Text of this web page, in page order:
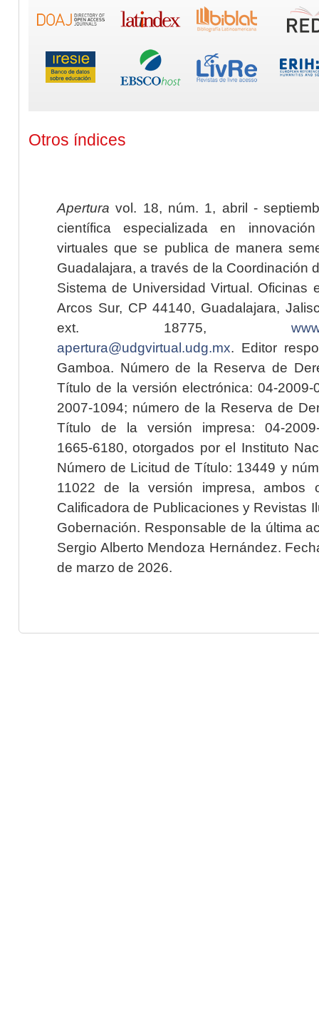
Otros índices
Apertura vol. 18, núm. 1, abril -
científica especializada en
virtuales que se publica de manera
Guadalajara, a través de la Coordinación
Sistema de Universidad Virtual. Oficinas
Arcos Sur, CP 44140, Guadalajara,
ext. 18775,
apertura@udgvirtual.udg.mx. Editor
Gamboa. Número de la Reserva de
Título de la versión electrónica: 04-2009-
2007-1094; número de la Reserva de
Título de la versión impresa: 04-2009-
1665-6180, otorgados por el Instituto
Número de Licitud de Título: 13449 y
11022 de la versión impresa, ambos
Calificadora de Publicaciones y Revistas
Gobernación. Responsable de la última
Sergio Alberto Mendoza Hernández.
de marzo de 2026.